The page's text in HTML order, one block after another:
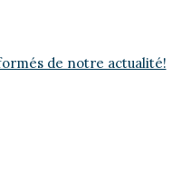
de notre actualité!